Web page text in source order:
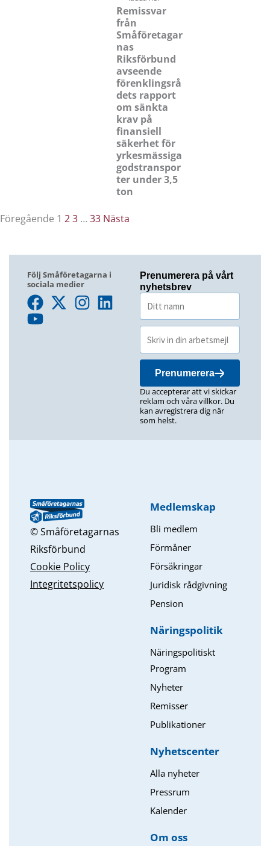
Remissvar
från
Småföretagar
nas
Riksförbund
avseende
förenklingsrå
dets rapport
om sänkta
krav på
finansiell
säkerhet för
yrkesmässiga
godstranspor
ter under 3,5
ton
Föregående 1 23 … 33 Nästa
Följ Småföretagarna i
sociala medier
Prenumerera på vårt
nyhetsbrev
Prenumerera
Du accepterar att vi skickar
reklam och våra villkor. Du
kan avregistrera dig när
som helst.
© Småföretagarnas
Riksförbund
Cookie Policy
Integritetspolicy
Medlemskap
Bli medlem
Förmåner
Försäkringar
Juridisk rådgivning
Pension
Näringspolitik
Näringspolitiskt
Program
Nyheter
Remisser
Publikationer
Nyhetscenter
Alla nyheter
Pressrum
Kalender
Om oss​